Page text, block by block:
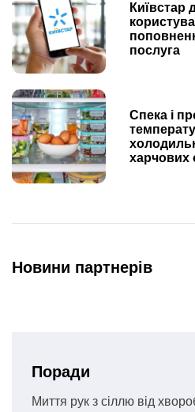
Київстар
послуга
Спека і
харчових
Новини партнерів
Поради
Миття рук з сіллю від